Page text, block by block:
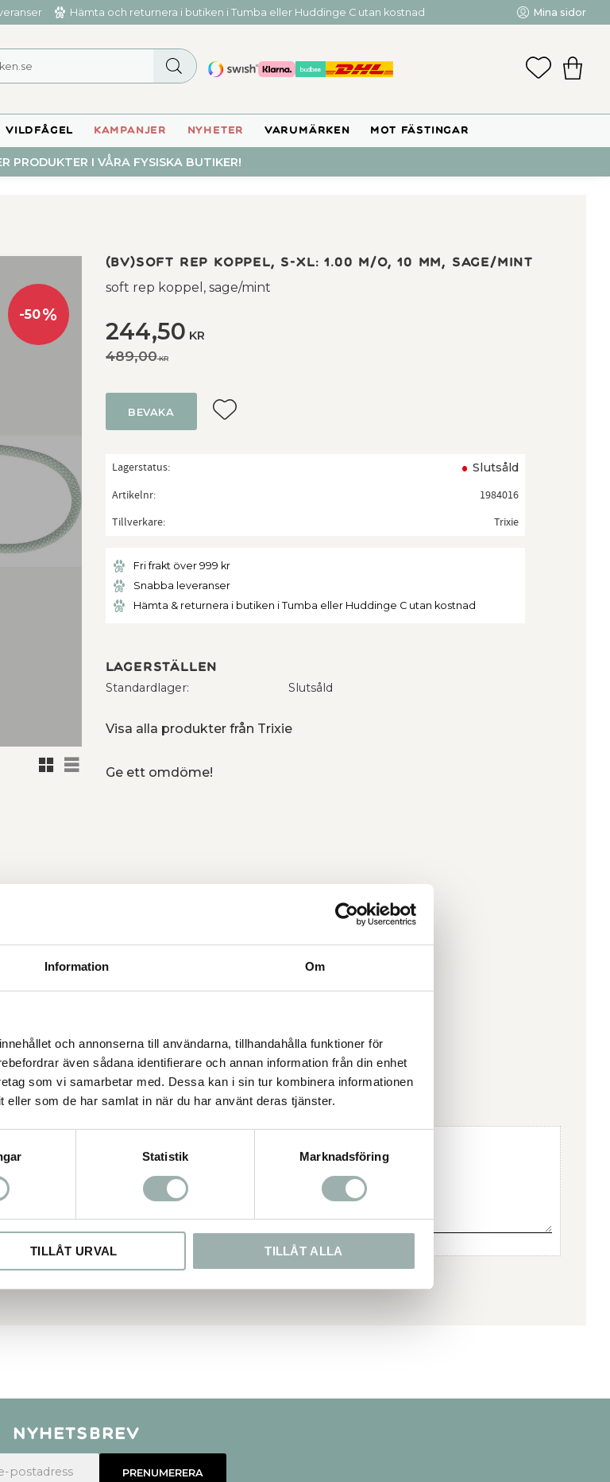
Information Om
och annonserna till användarna, tillhandahålla funktioner för
även sådana identifierare och annan information från din enhet
som vi samarbetar med. Dessa kan i sin tur kombinera informationen
eller som de har samlat in när du har använt deras tjänster.
Statistik Marknadsföring
TILLÅT URVAL TILLÅT ALLA
Hämta och returnera i butiken i Tumba eller Huddinge C utan kostnad Mina sidor
VILDFÅGEL KAMPANJER NYHETER VARUMÄRKEN MOT FÄSTINGAR
PRODUKTER I VÅRA FYSISKA BUTIKER!
(BV)Soft rep koppel, S-XL: 1.00 m/o, 10 mm, sage/mint
soft rep koppel, sage/mint
50%
Rutnätsvy
Listvy
Nedsatt pris:
244,50 KR
Ordinarie pris:
489,00KR
Lägg till i favoriter
BEVAKA
Lagerstatus Slutsåld
Artikelnr
1984016
Tillverkare
Trixie
Fri frakt över 999 kr
Snabba leveranser
Hämta & returnera i butiken i Tumba eller Huddinge C utan kostnad
Lagerställen
Standardlager Slutsåld
Visa alla produkter från Trixie
Ge ett omdöme!
äventyr.
i
Nyhetsbrev
PRENUMERERA